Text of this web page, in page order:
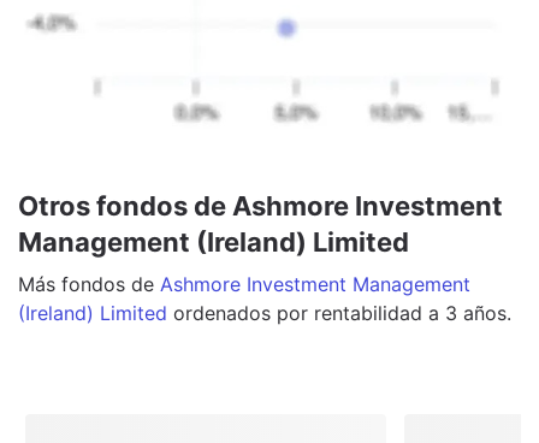
Otros fondos de Ashmore Investment
Management (Ireland) Limited
Más fondos de Ashmore Investment Management
(Ireland) Limited ordenados por rentabilidad a 3 años.